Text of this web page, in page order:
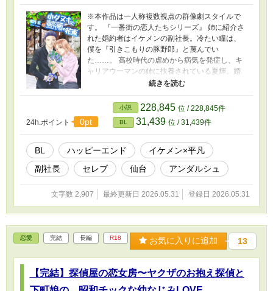
※本作品は一人称複数視点の群像劇スタイルで
す。 『一番街の恋人たちシリーズ』 姉に紹介さ
れた婚約者はイケメンの副社長。冷たい瞳は、
僕を『引きこもりの豚野郎』と蔑んでい
た……。 高校時代の虐めから病気を発症し、キ
ャリアウーマンの姉に扶養されている夏輝。婚
約を機に三人の同居が始まったが、姉は長期出
ように、家事全般を任された彼は頑張る。だが
その頑張りは予想外の方向へ作用して……？ 仙
台が舞台のＢＬ小説。 素敵な表紙は NEO
ZONE様 商業配信が終了し、Kindle個人出版が
復活した作品のサンプルです。
24h.ポイント 0pt
小説 228,845 位 / 228,845件
BL 31,439 位 / 31,439件
BL ハッピーエンド
イケメン×平凡
副社長
セレブ 仙台 アンダルシュ
文字数 2,907 最終更新日 2026.05.31 登録日 2026.05.31
恋愛 完結 長編 R18 お気に入りに追加 13
【完結】探偵屋の恋女房〜ヤクザのお抱え探偵と